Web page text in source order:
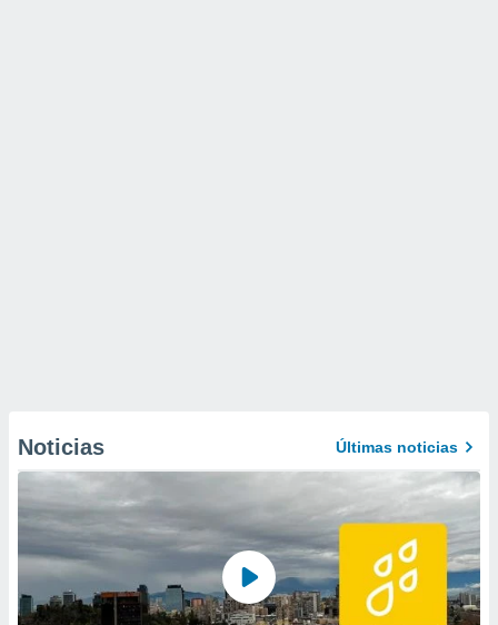
Noticias Últimas noticias